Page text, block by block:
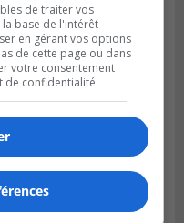
Longueuil débute
de traiter vos
base de l'intérêt
en gérant vos options
de cette page ou dans
votre consentement
de confidentialité.